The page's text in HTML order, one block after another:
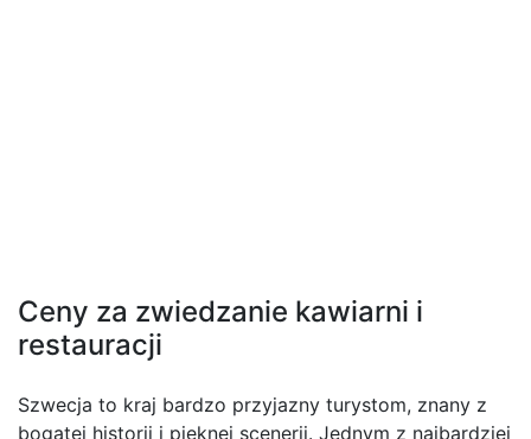
Ceny za zwiedzanie kawiarni i
restauracji
Szwecja to kraj bardzo przyjazny turystom, znany z
bogatej historii i pięknej scenerii. Jednym z najbardziej